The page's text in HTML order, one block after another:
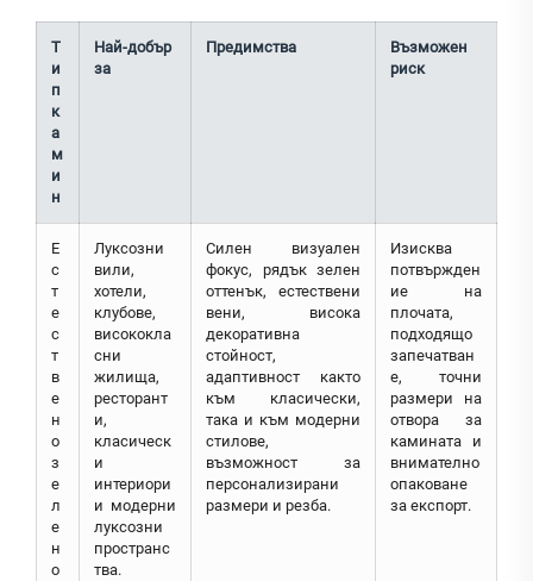
Т
и
п
к
а
м
и
н
Най-добър
за
Предимства
Възможен
риск
Е
с
т
е
с
т
в
е
н
о
з
е
л
е
н
о
Луксозни
вили,
хотели,
клубове,
висококла
сни
жилища,
ресторант
и,
класическ
и
интериори
и модерни
луксозни
пространс
тва.
Силен визуален
фокус, рядък зелен
оттенък, естествени
вени, висока
декоративна
стойност,
адаптивност както
към класически,
така и към модерни
стилове,
възможност за
персонализирани
размери и резба.
Изисква
потвържден
ие на
плочата,
подходящо
запечатван
е, точни
размери на
отвора за
камината и
внимателно
опаковане
за експорт.